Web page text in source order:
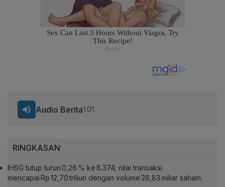
RINGKASAN
IHSG tutup turun 0,26 % ke 8.374; nilai transaksi
mencapai Rp 12,70 triliun dengan volume 28,83 miliar saham.
Audio Berita1:01